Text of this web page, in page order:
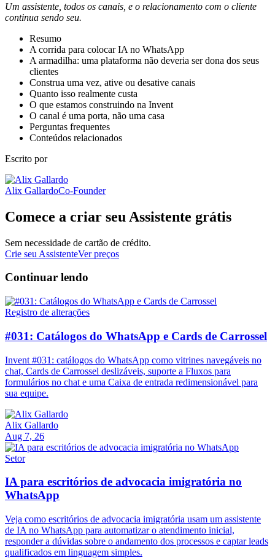
Um assistente, todos os canais, e o relacionamento com o cliente
continua sendo seu.
Resumo
A corrida para colocar IA no WhatsApp
A armadilha: uma plataforma não deveria ser dona dos seus
clientes
Construa uma vez, ative ou desative canais
Quanto isso realmente custa
O que estamos construindo na Invent
O canal é uma porta, não uma casa
Perguntas frequentes
Conteúdos relacionados
Escrito por
Alix GallardoCo-Founder
Comece a criar seu Assistente grátis
Sem necessidade de cartão de crédito.
Crie seu AssistenteVer preços
Continuar lendo
Registro de alterações
#031: Catálogos do WhatsApp e Cards de Carrossel
Invent #031: catálogos do WhatsApp como vitrines navegáveis no
chat, Cards de Carrossel deslizáveis, suporte a Fluxos para
formulários no chat e uma Caixa de entrada redimensionável para
sua equipe.
Alix Gallardo
Aug 7, 26
Setor
IA para escritórios de advocacia imigratória no
WhatsApp
Veja como escritórios de advocacia imigratória usam um assistente
de IA no WhatsApp para automatizar o atendimento inicial,
responder a dúvidas sobre o andamento dos processos e captar leads
qualificados em linguagem simples.